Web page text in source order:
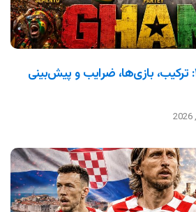
غنا در جام جهانی ۲۰۲۶: ترکیب، بازی‌ها، ضرایب و پیش‌بینی